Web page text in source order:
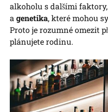
alkoholu s dalšími
a genetika, které mohou
Proto je rozumné omezit
plánujete rodinu.